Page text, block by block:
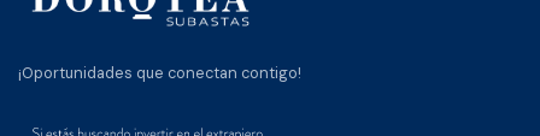
¡Oportunidades que conectan contigo!